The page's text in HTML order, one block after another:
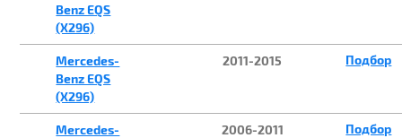
Benz EQS
(X296)
Mercedes-
Benz EQS
(X296)
2011-2015 Подбор
Mercedes-
2006-2011 Подбор